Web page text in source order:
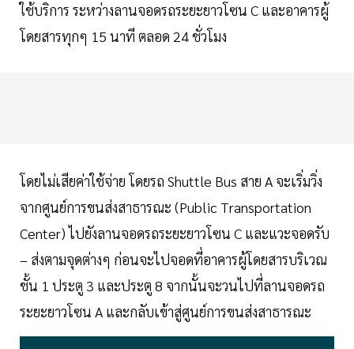
ใช้บริการ ระหว่างลานจอดรถระยะยาวโซน C และอาคารผู้
โดยสารทุกๆ 15 นาที ตลอด 24 ชั่วโมง
โดยไม่เสียค่าใช้จ่าย โดยรถ Shuttle Bus สาย A จะเริ่มวิ่ง
จากศูนย์การขนส่งสาธารณะ (Public Transportation
Center) ไปยังลานจอดรถระยะยาวโซน C และแวะจอดรับ
– ส่งตามจุดต่างๆ ก่อนจะไปจอดที่อาคารผู้โดยสารบริเวณ
ชั้น 1 ประตู 3 และประตู 8 จากนั้นจะวนไปที่ลานจอดรถ
ระยะยาวโซน A และกลับเข้าสู่ศูนย์การขนส่งสาธารณะ